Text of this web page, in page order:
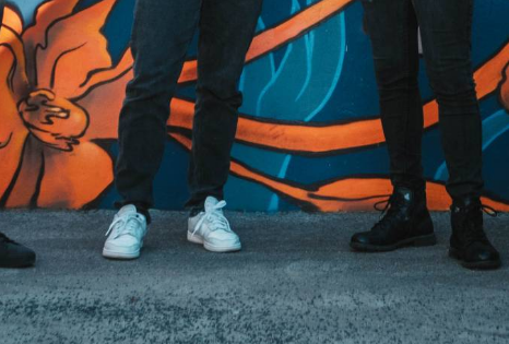
TÁMOGATÓK